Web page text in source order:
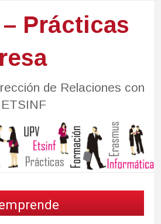
– Prácticas
de Relaciones con